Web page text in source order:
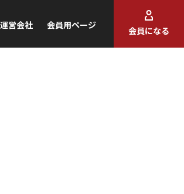
運営会社 会員用ページ
会員になる